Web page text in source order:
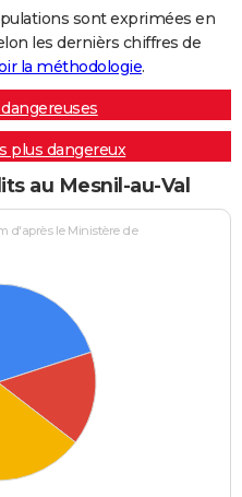
sont exprimées en
les dernièrs chiffres de
la méthodologie.
plus dangereux
au Mesnil-au-Val
d'après le Ministère de